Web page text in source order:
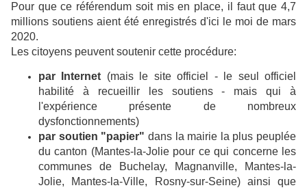
Pour que ce référendum soit mis en place, il faut que 4,7
millions soutiens aient été enregistrés d'ici le moi de mars
2020.
Les citoyens peuvent soutenir cette procédure:
par Internet (mais le site officiel - le seul officiel
habilité à recueillir les soutiens - mais qui à
l'expérience présente de nombreux
dysfonctionnements)
par soutien "papier" dans la mairie la plus peuplée
du canton (Mantes-la-Jolie pour ce qui concerne les
communes de Buchelay, Magnanville, Mantes-la-
Jolie, Mantes-la-Ville, Rosny-sur-Seine) ainsi que